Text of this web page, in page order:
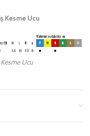
Kesme Ucu
Ucu